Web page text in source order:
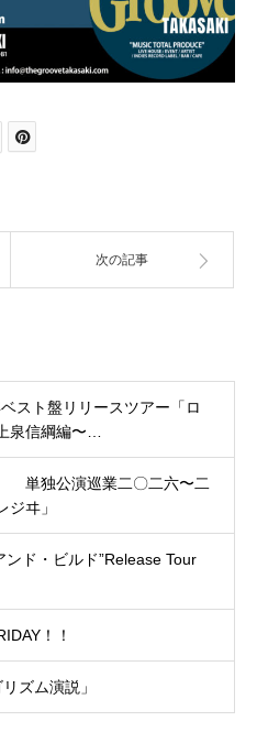
次の記事
スト盤リリースツアー「ロ
泉信綱編〜…
演巡業二〇二六〜二
ヰ」
ド・ビルド”Release Tour
！！
ズム演説」